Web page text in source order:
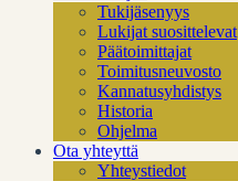
Tukijäsenyys
Lukijat suosittelevat
Päätoimittajat
Toimitusneuvosto
Kannatusyhdistys
Historia
Ohjelma
Ota yhteyttä
Yhteystiedot